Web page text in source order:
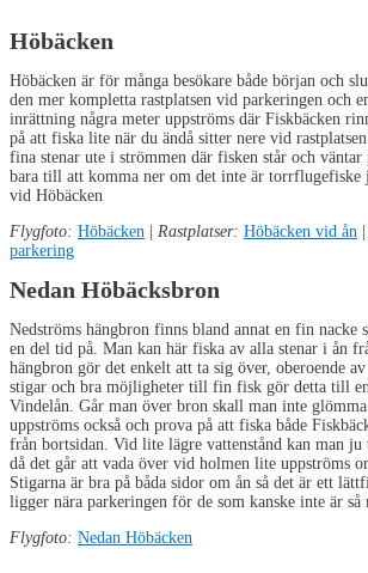
Höbäcken
Höbäcken är för många besökare både början och
den mer kompletta rastplatsen vid parkeringen och
inrättning några meter uppströms där Fiskbäcken
på att fiska lite när du ändå sitter nere vid
fina stenar ute i strömmen där fisken står och
bara till att komma ner om det inte är torrflugefiske
vid Höbäcken
Flygfoto: Höbäcken | Rastplatser: Höbäcken vid ån |
parkering
Nedan Höbäcksbron
Nedströms hängbron finns bland annat en fin nacke
en del tid på. Man kan här fiska av alla stenar i ån
hängbron gör det enkelt att ta sig över, oberoende
stigar och bra möjligheter till fin fisk gör detta till
Vindelån. Går man över bron skall man inte
uppströms också och prova på att fiska både
från bortsidan. Vid lite lägre vattenstånd kan man
då det går att vada över vid holmen lite uppströms
Stigarna är bra på båda sidor om ån så det är ett
ligger nära parkeringen för de som kanske inte är så
Flygfoto: Nedan Höbäcken